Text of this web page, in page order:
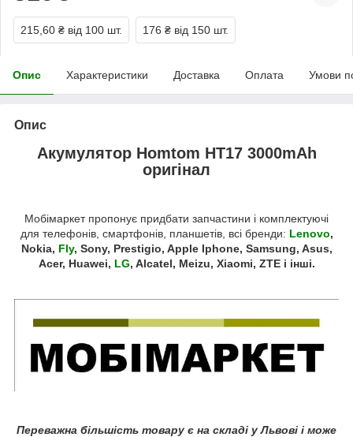
215,60 ₴ від 100 шт. 176 ₴ від 150 шт.
Опис Характеристики Доставка Оплата Умови
Опис
Акумулятор Homtom HT17 3000mAh
оригінал
Мобімаркет пропонує придбати запчастини і комплектуючі
для телефонів, смартфонів, планшетів, всі бренди: Lenovo,
Nokia, Fly, Sony, Prestigio, Apple Iphone, Samsung, Asus,
Acer, Huawei, LG, Alcatel, Meizu, Xiaomi, ZTE і інші.
Переважна більшість товару є на складі у Львові і може